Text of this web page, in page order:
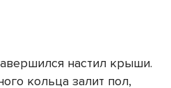
настил крыши.
кольца залит пол,